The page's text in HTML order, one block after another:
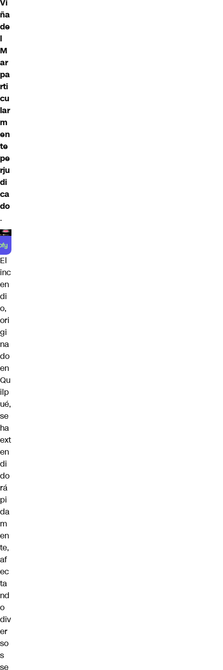
Vi
ña
de
l
M
ar
pa
rti
cu
lar
m
en
te
pe
rju
di
ca
do
.
El
inc
en
di
o,
ori
gi
na
do
en
Qu
ilp
ué,
se
ha
ext
en
di
do
rá
pi
da
m
en
te,
af
ec
ta
nd
o
div
er
so
s
se